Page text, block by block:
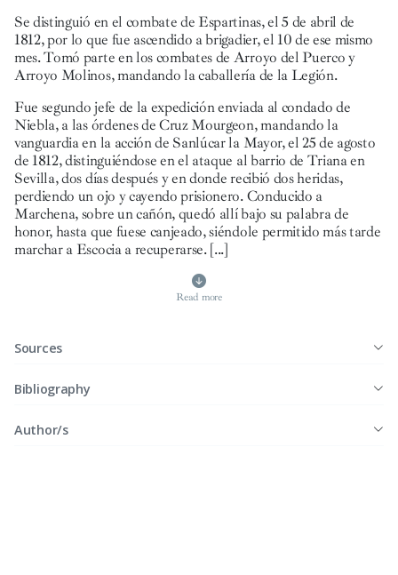
Se distinguió en el combate de Espartinas, el 5 de abril de
1812, por lo que fue ascendido a brigadier, el 10 de ese mismo
mes. Tomó parte en los combates de Arroyo del Puerco y
Arroyo Molinos, mandando la caballería de la Legión.
Fue segundo jefe de la expedición enviada al condado de
Niebla, a las órdenes de Cruz Mourgeon, mandando la
vanguardia en la acción de Sanlúcar la Mayor, el 25 de agosto
de 1812, distinguiéndose en el ataque al barrio de Triana en
Sevilla, dos días después y en donde recibió dos heridas,
perdiendo un ojo y cayendo prisionero. Conducido a
Marchena, sobre un cañón, quedó allí bajo su palabra de
honor, hasta que fuese canjeado, siéndole permitido más tarde
marchar a Escocia a recuperarse.[...]
Read more
Sources
Bibliography
Author/s